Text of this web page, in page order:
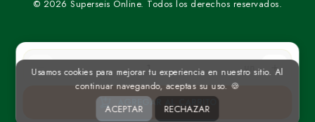
un
AGREGAR AL CARRITO
© 2026 Superseis Online. Todos los derechos reservados.
Usamos cookies para mejorar tu experiencia en nuestro sitio. Al
continuar navegando, aceptas su uso. 🍪
ACEPTAR RECHAZAR